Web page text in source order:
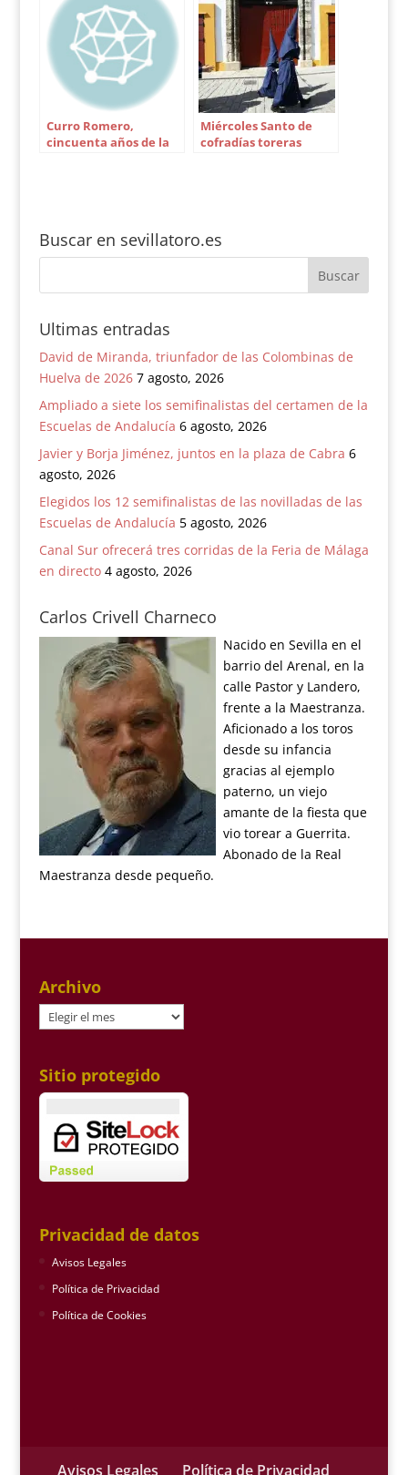
Curro Romero,
cincuenta años de la
Miércoles Santo de
cofradías toreras
Buscar en sevillatoro.es
Ultimas entradas
David de Miranda, triunfador de las Colombinas de
Huelva de 2026 7 agosto, 2026
Ampliado a siete los semifinalistas del certamen de la
Escuelas de Andalucía 6 agosto, 2026
Javier y Borja Jiménez, juntos en la plaza de Cabra 6
agosto, 2026
Elegidos los 12 semifinalistas de las novilladas de las
Escuelas de Andalucía 5 agosto, 2026
Canal Sur ofrecerá tres corridas de la Feria de Málaga
en directo 4 agosto, 2026
Carlos Crivell Charneco
Nacido en Sevilla en el
barrio del Arenal, en la
calle Pastor y Landero,
frente a la Maestranza.
Aficionado a los toros
desde su infancia
gracias al ejemplo
paterno, un viejo
amante de la fiesta que
vio torear a Guerrita.
Abonado de la Real
Maestranza desde pequeño.
Archivo
Archivo
Sitio protegido
Privacidad de datos
Avisos Legales
Política de Privacidad
Política de Cookies
Avisos Legales Política de Privacidad